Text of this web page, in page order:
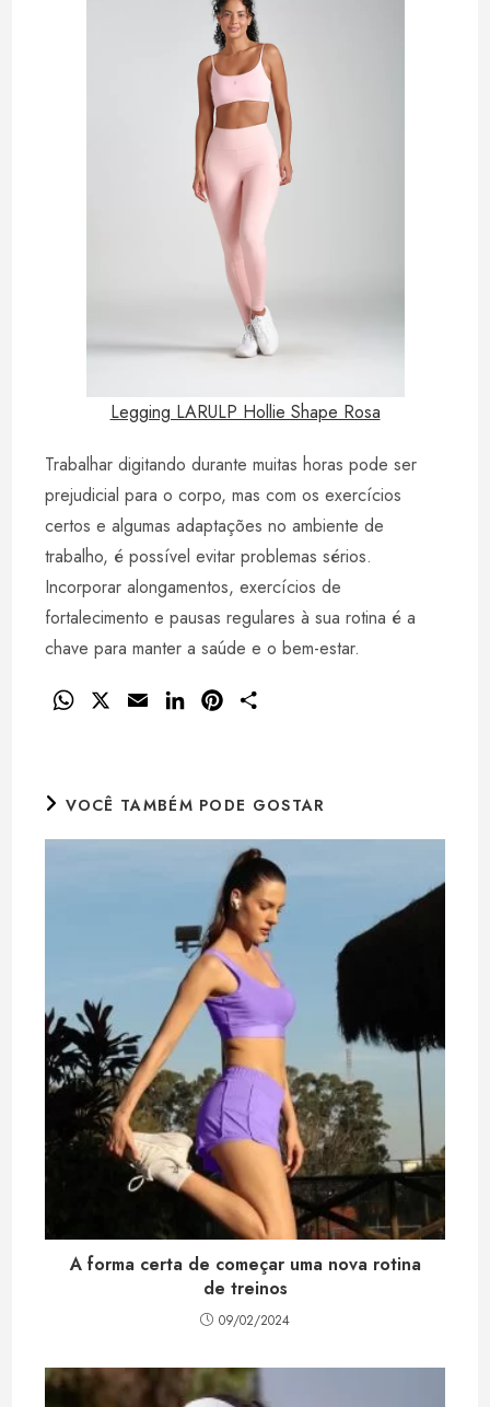
Legging LARULP Hollie Shape Rosa
Trabalhar digitando durante muitas horas pode ser
prejudicial para o corpo, mas com os exercícios
certos e algumas adaptações no ambiente de
trabalho, é possível evitar problemas sérios.
Incorporar alongamentos, exercícios de
fortalecimento e pausas regulares à sua rotina é a
chave para manter a saúde e o bem-estar.
W
s
A
l
e
d
e
r
e
s
t
e
VOCÊ TAMBÉM PODE GOSTAR
A forma certa de começar uma nova rotina
de treinos
09/02/2024